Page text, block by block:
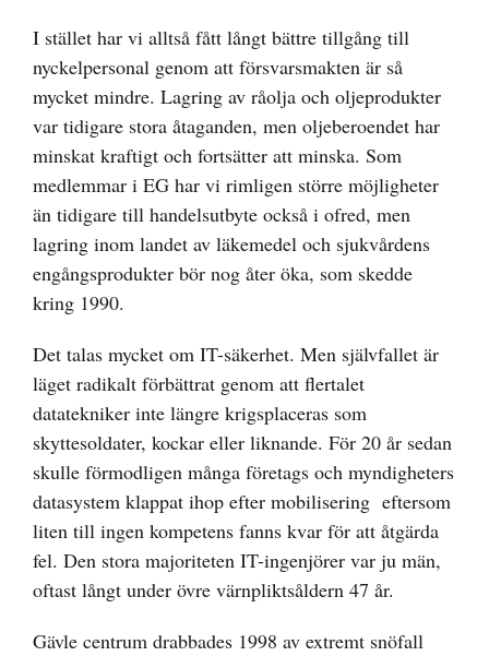
I stället har vi alltså fått långt bättre tillgång till
nyckelpersonal genom att försvarsmakten är så
mycket mindre. Lagring av råolja och oljeprodukter
var tidigare stora åtaganden, men oljeberoendet har
minskat kraftigt och fortsätter att minska. Som
medlemmar i EG har vi rimligen större möjligheter
än tidigare till handelsutbyte också i ofred, men
lagring inom landet av läkemedel och sjukvårdens
engångsprodukter bör nog åter öka, som skedde
kring 1990.
Det talas mycket om IT-säkerhet. Men självfallet är
läget radikalt förbättrat genom att flertalet
datatekniker inte längre krigsplaceras som
skyttesoldater, kockar eller liknande. För 20 år sedan
skulle förmodligen många företags och myndigheters
datasystem klappat ihop efter mobilisering eftersom
liten till ingen kompetens fanns kvar för att åtgärda
fel. Den stora majoriteten IT-ingenjörer var ju män,
oftast långt under övre värnpliktsåldern 47 år.
Gävle centrum drabbades 1998 av extremt snöfall